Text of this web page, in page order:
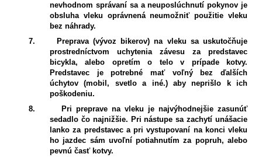
nevhodnom správaní sa a neuposlúchnutí pokynov je
obsluha vleku oprávnená neumožniť použitie vleku
bez náhrady.
7.
Preprava (vývoz bikerov) na vleku sa uskutočňuje
prostredníctvom uchytenia závesu za predstavec
bicykla, alebo opretím o telo v prípade kotvy.
Predstavec je potrebné mať voľný bez ďalších
úchytov (mobil, svetlo a iné.) aby neprišlo k ich
poškodeniu.
8.
Pri preprave na vleku je najvýhodnejšie zasunúť
sedadlo čo najnižšie. Pri nástupe sa zachytí unášacie
lanko za predstavec a pri vystupovaní na konci vleku
ho jazdec sám uvoľní potiahnutím za popruh, alebo
pevnú časť kotvy.